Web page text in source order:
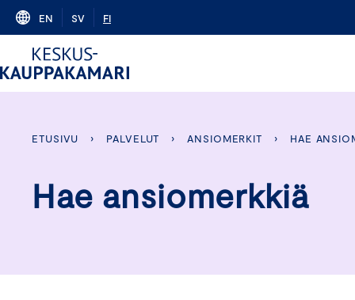
Skip
content
EN SV FI
ETUSIVU › PALVELUT › ANSIOMERKIT › HAE
Hae ansiomerkkiä